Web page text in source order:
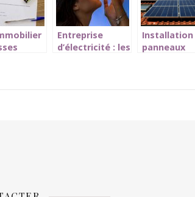
Entreprise
d’électricité : les
Installation
panneaux